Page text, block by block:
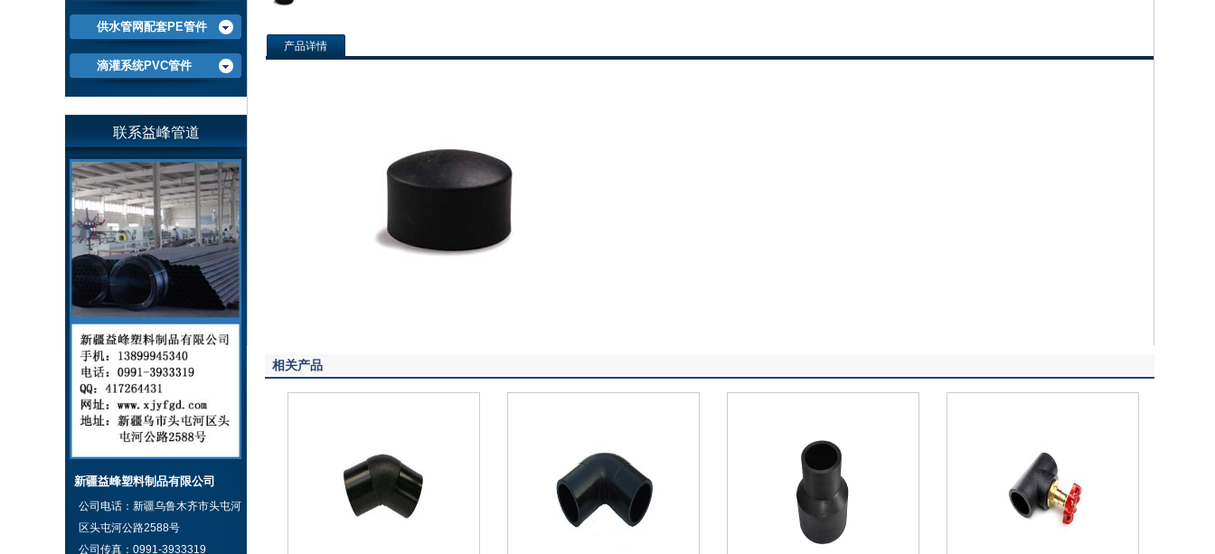
产品详情
相关产品
供水管网配套PE管件
滴灌系统PVC管件
联系益峰管道
新疆益峰塑料制品有限公司
公司电话： 新疆乌鲁木齐市头屯河
区头屯河公路2588号
公司传真： 0991-3933319